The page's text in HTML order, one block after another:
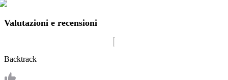
Valutazioni e recensioni
Backtrack